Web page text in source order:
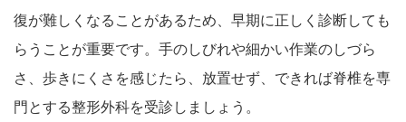
復が難しくなることがあるため、早期に正しく診断しても
らうことが重要です。手のしびれや細かい作業のしづら
さ、歩きにくさを感じたら、放置せず、できれば脊椎を専
門とする整形外科を受診しましょう。